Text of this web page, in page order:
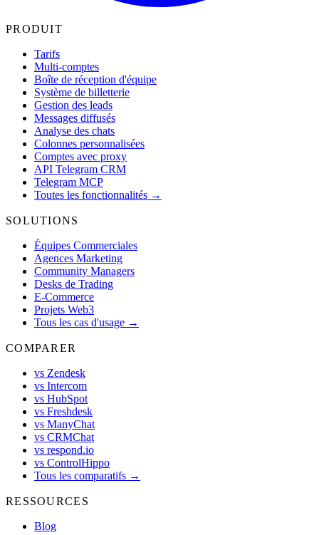
PRODUIT
Tarifs
Multi-comptes
Boîte de réception d'équipe
Système de billetterie
Gestion des leads
Messages diffusés
Analyse des chats
Colonnes personnalisées
Comptes avec proxy
API Telegram CRM
Telegram MCP
Toutes les fonctionnalités →
SOLUTIONS
Équipes Commerciales
Agences Marketing
Community Managers
Desks de Trading
E-Commerce
Projets Web3
Tous les cas d'usage →
COMPARER
vs Zendesk
vs Intercom
vs HubSpot
vs Freshdesk
vs ManyChat
vs CRMChat
vs respond.io
vs ControlHippo
Tous les comparatifs →
RESSOURCES
Blog